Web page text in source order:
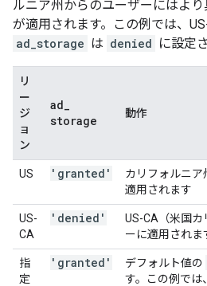
ルニア州からのユーザーにはよ
が適用されます。この例では、
ad_storage は denied に設定
リ
ー
ジ
ョ
ン
ad
storage
動作
US 'granted'
カリフォルニア
適用されます
US-
CA
'denied'
US-CA（米国
ーに適用されま
指
定
'granted' デフォルト値の
す。この例では